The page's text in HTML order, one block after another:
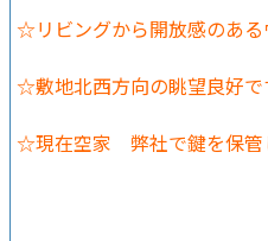
☆リビングから開放感のあ
☆敷地北西方向の眺望良好で
☆現在空家 弊社で鍵を保管